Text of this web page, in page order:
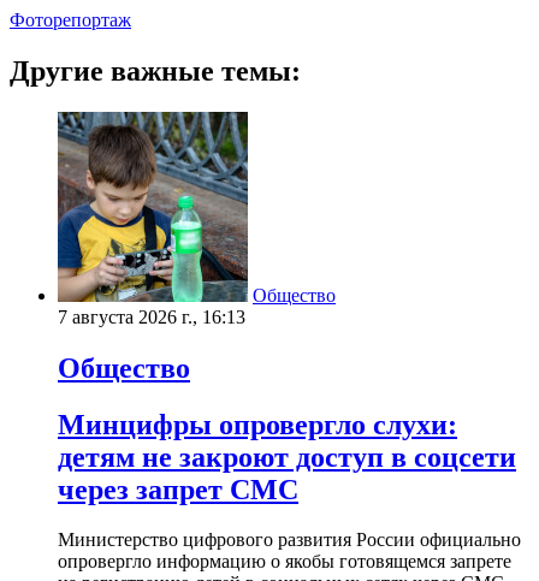
Фоторепортаж
Другие важные темы:
Общество
7 августа 2026 г., 16:13
Общество
Минцифры опровергло слухи:
детям не закроют доступ в соцсети
через запрет СМС
Министерство цифрового развития России официально
опровергло информацию о якобы готовящемся запрете